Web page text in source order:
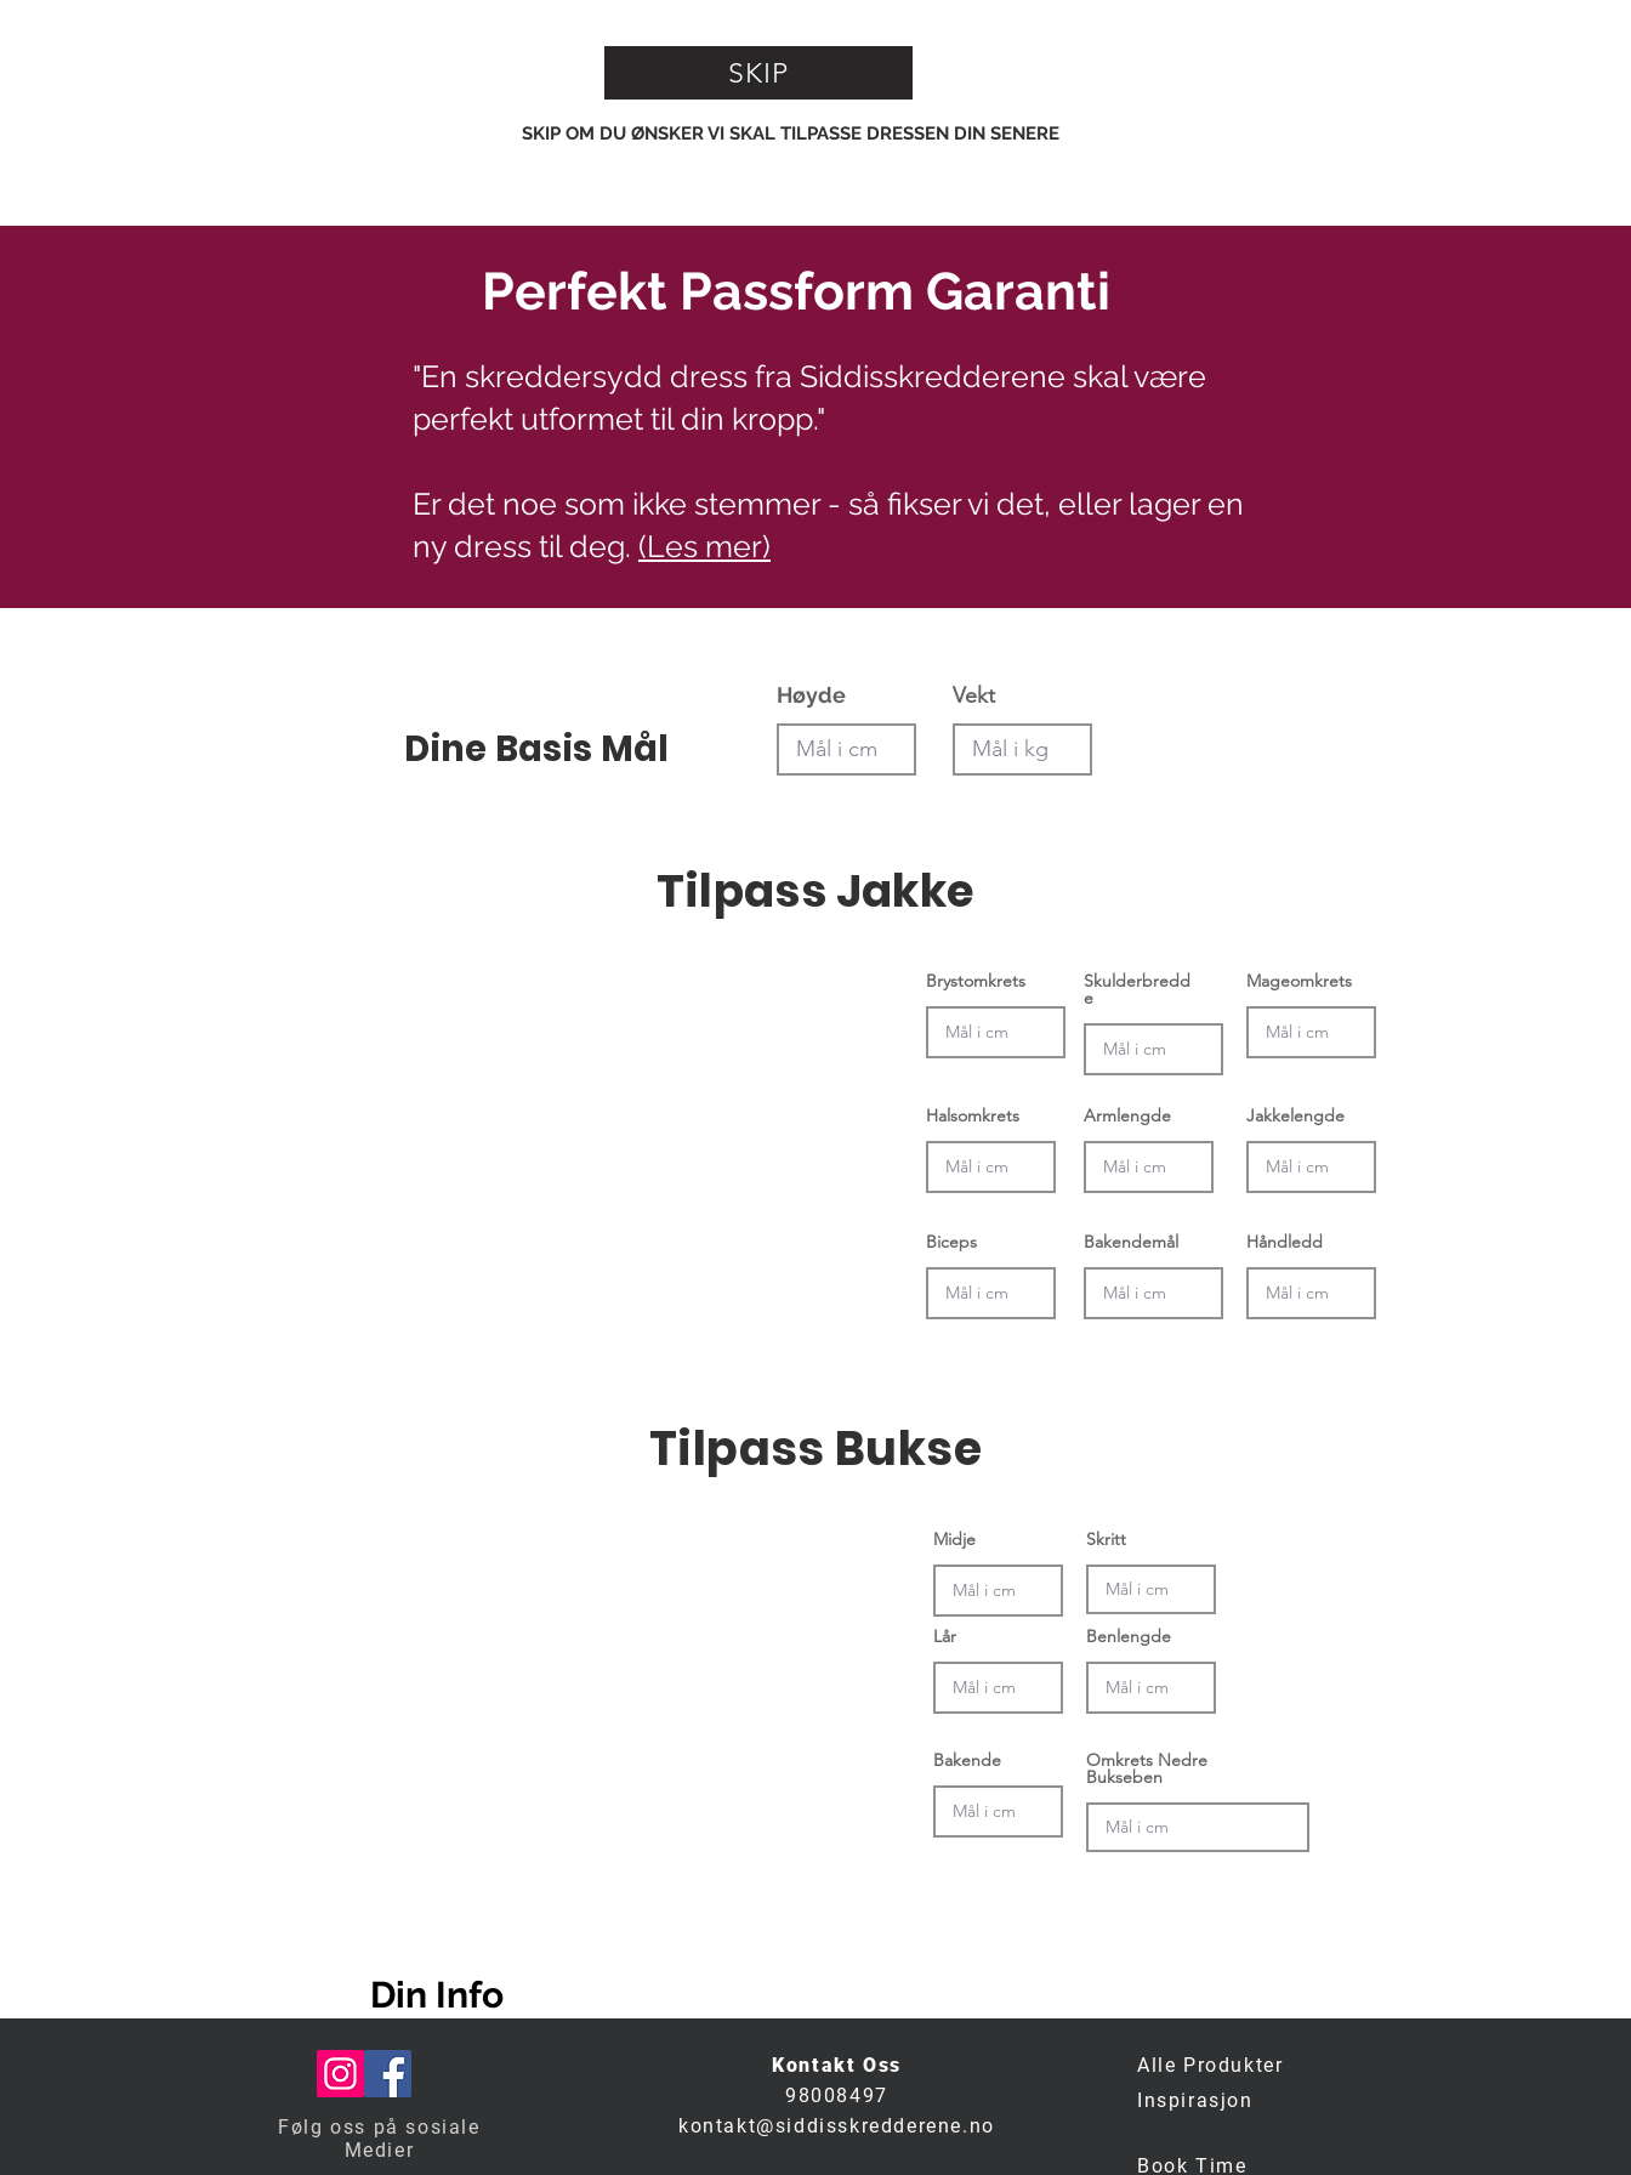
SKIP
SKIP OM DU ØNSKER VI SKAL TILPASSE DRESSEN DIN SENERE
Perfekt Passform Garanti
"En skreddersydd dress fra Siddisskredderene skal være
perfekt utformet til din kropp."
Er det noe som ikke stemmer - så fikser vi det, eller lager en
ny dress til deg. (Les mer)
Dine Basis Mål
Høyde Vekt
Tilpass Jakke
Brystomkrets Skulderbredd
e
Halsomkrets Armlengde
Biceps Bakendemål
Mageomkrets
Jakkelengde
Håndledd
Tilpass Bukse
Midje
Lår
Skritt
Benlengde
Bakende Omkrets Nedre
Bukseben
Din Info
Profil Navn (Krevd) Email (Anbefalt) Telefon (Valgfritt)
*Min 4 bokstaver + 4 siffer
Følg oss på sosiale
Medier
Kontakt Oss
98008497
kontakt@siddisskredderene.no
Alle Produkter
Book Time
Inspirasjon